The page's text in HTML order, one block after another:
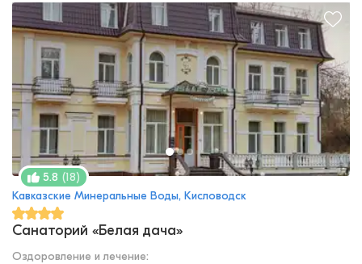
5.8 (18)
Кавказские Минеральные Воды, Кисловодск
Санаторий «Белая дача»
Оздоровление и лечение: